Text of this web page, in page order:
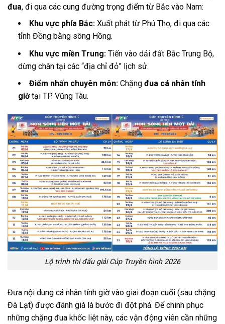
đua, đi qua các cung đường trọng điểm từ Bắc vào Nam:
Khu vực phía Bắc:Xuất phát từ Phú Thọ, đi qua các
tỉnh Đồng bằng sông Hồng.
Khu vực miền Trung:Tiến vào dải đất Bắc Trung Bộ,
dừng chân tại các “địa chỉ đỏ” lịch sử.
Điểm nhấn chuyên môn:Chặng đua cá nhân tính
giờtại TP. Vũng Tàu.
Lộ trình thi đấu giải Cúp Truyền hình 2026
Đưa nội dung cá nhân tính giờ vào giai đoạn cuối (sau chặng
Đà Lạt) được đánh giá là bước đi đột phá. Để chinh phục
những chặng đua khốc liệt này, các vận động viên cần những